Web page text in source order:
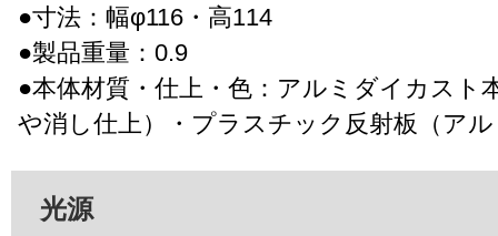
●寸法：幅φ116・高114
●製品重量：0.9
●本体材質・仕上・色：アルミダイカスト
や消し仕上）・プラスチック反射板（ア
光源